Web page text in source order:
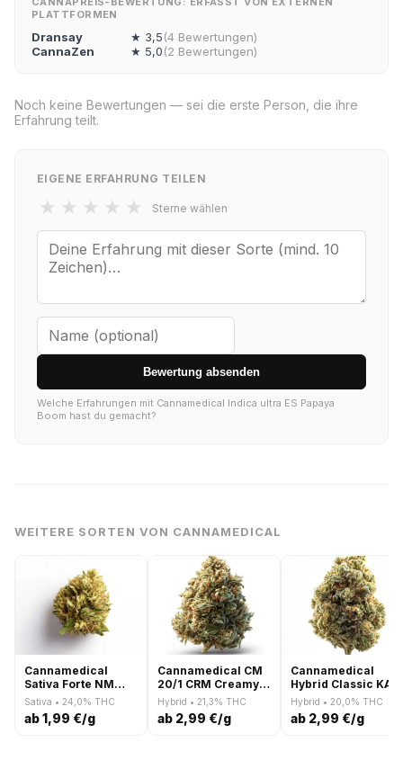
PLATTFORMEN
Dransay ★ 3,5(4 Bewertungen)
CannaZen
★ 5,0(2 Bewertungen)
Noch keine Bewertungen — sei die erste Person, die ihre
Erfahrung teilt.
EIGENE ERFAHRUNG TEILEN
★ ★ ★ ★ ★ Sterne wählen
Bewertung absenden
Welche Erfahrungen mit Cannamedical Indica ultra ES Papaya
Boom hast du gemacht?
WEITERE SORTEN VON CANNAMEDICAL
Cannamedical
Sativa Forte NM
Wedding Tree
Sativa • 24,0% THC
ab 1,99 €/g
Cannamedical CM
20/1 CRM Creamy
Kees No.5
Hybrid • 21,3% THC
ab 2,99 €/g
Cannamedical
Hybrid Classic KA
Ring of Sour
Hybrid • 20,0% THC
ab 2,99 €/g